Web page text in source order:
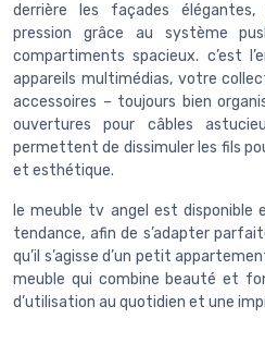
derrière les façades élégantes,
pression grâce au système
compartiments spacieux. c’est
appareils multimédias, votre
accessoires – toujours bien
ouvertures pour câbles
permettent de dissimuler les fils
et esthétique.
le meuble tv angel est
tendance, afin de s’adapter
qu’il s’agisse d’un petit
meuble qui combine beauté et
d’utilisation au quotidien et une